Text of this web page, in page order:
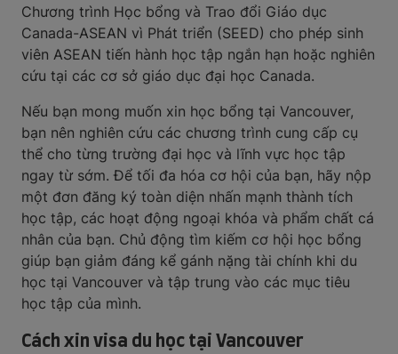
Chương trình Học bổng và Trao đổi Giáo dục
Canada-ASEAN vì Phát triển (SEED) cho phép sinh
viên ASEAN tiến hành học tập ngắn hạn hoặc nghiên
cứu tại các cơ sở giáo dục đại học Canada.
Nếu bạn mong muốn xin học bổng tại Vancouver,
bạn nên nghiên cứu các chương trình cung cấp cụ
thể cho từng trường đại học và lĩnh vực học tập
ngay từ sớm. Để tối đa hóa cơ hội của bạn, hãy nộp
một đơn đăng ký toàn diện nhấn mạnh thành tích
học tập, các hoạt động ngoại khóa và phẩm chất cá
nhân của bạn. Chủ động tìm kiếm cơ hội học bổng
giúp bạn giảm đáng kể gánh nặng tài chính khi du
học tại Vancouver và tập trung vào các mục tiêu
học tập của mình.
Cách xin visa du học tại Vancouver